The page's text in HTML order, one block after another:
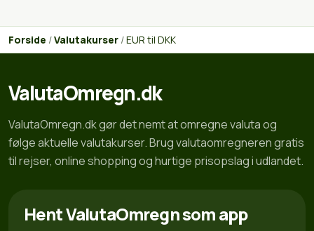
Forside /Valutakurser /EUR til DKK
ValutaOmregn.dk
ValutaOmregn.dk gør det nemt at omregne valuta og
følge aktuelle valutakurser. Brug valutaomregneren gratis
til rejser, online shopping og hurtige prisopslag i udlandet.
Hent ValutaOmregn som app